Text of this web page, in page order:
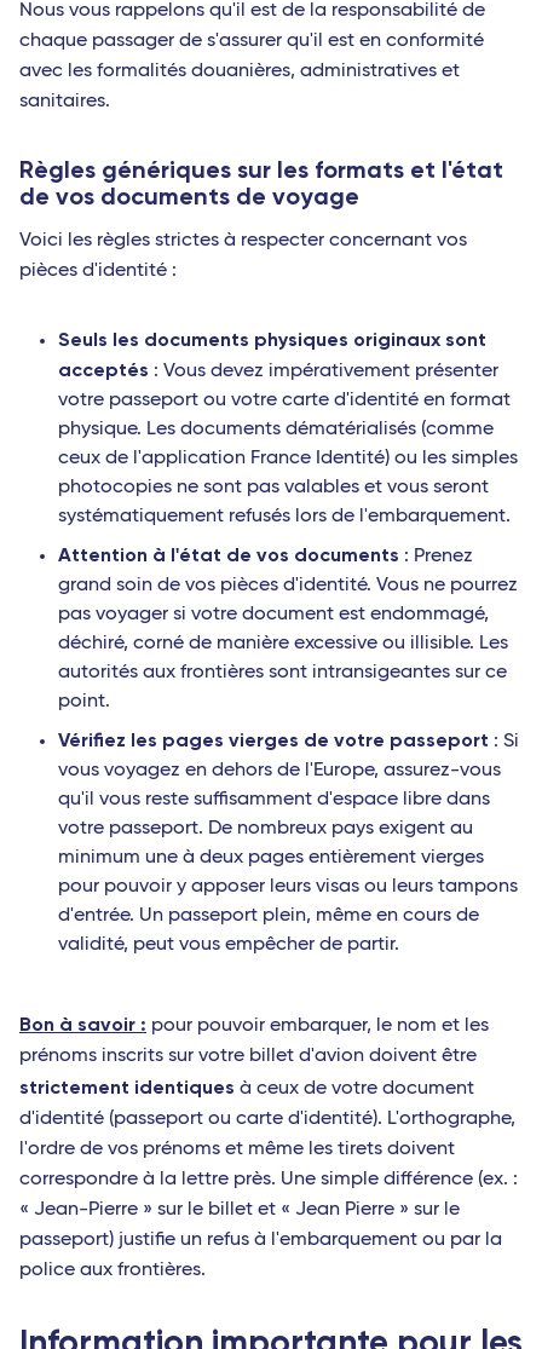
Nous vous rappelons qu'il est de la responsabilité de
chaque passager de s'assurer qu'il est en conformité
avec les formalités douanières, administratives et
sanitaires.
Règles génériques sur les formats et l'état
de vos documents de voyage
Voici les règles strictes à respecter concernant vos
pièces d'identité :
Seuls les documents physiques originaux sont
acceptés : Vous devez impérativement présenter
votre passeport ou votre carte d'identité en format
physique. Les documents dématérialisés (comme
ceux de l'application France Identité) ou les simples
photocopies ne sont pas valables et vous seront
systématiquement refusés lors de l'embarquement.
Attention à l'état de vos documents : Prenez
grand soin de vos pièces d'identité. Vous ne pourrez
pas voyager si votre document est endommagé,
déchiré, corné de manière excessive ou illisible. Les
autorités aux frontières sont intransigeantes sur ce
point.
Vérifiez les pages vierges de votre passeport : Si
vous voyagez en dehors de l'Europe, assurez-vous
qu'il vous reste suffisamment d'espace libre dans
votre passeport. De nombreux pays exigent au
minimum une à deux pages entièrement vierges
pour pouvoir y apposer leurs visas ou leurs tampons
d'entrée. Un passeport plein, même en cours de
validité, peut vous empêcher de partir.
Bon à savoir : pour pouvoir embarquer, le nom et les
prénoms inscrits sur votre billet d'avion doivent être
strictement identiques à ceux de votre document
d'identité (passeport ou carte d'identité). L'orthographe,
l'ordre de vos prénoms et même les tirets doivent
correspondre à la lettre près. Une simple différence (ex. :
« Jean-Pierre » sur le billet et « Jean Pierre » sur le
passeport) justifie un refus à l'embarquement ou par la
police aux frontières.